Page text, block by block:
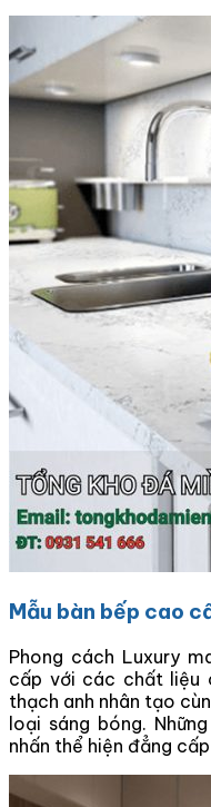
Mẫu bàn bếp cao
Phong cách Luxury
cấp với các chất liệu
thạch anh nhân tạo
loại sáng bóng.
nhấn thể hiện đẳng